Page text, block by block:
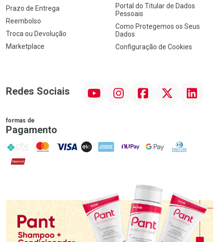
Prazo de Entrega
Reembolso
Troca ou Devolução
Marketplace
Portal do Titular de Dados
Pessoais
Como Protegemos os Seus
Dados
Configuração de Cookies
Redes Sociais InstagramFacebook Linkedin
formas de
Pagamento
PIX MasterCard
VISA ELO AMEX NuPay Google PayDiners Club
Hipercard
Promoção em Destaque